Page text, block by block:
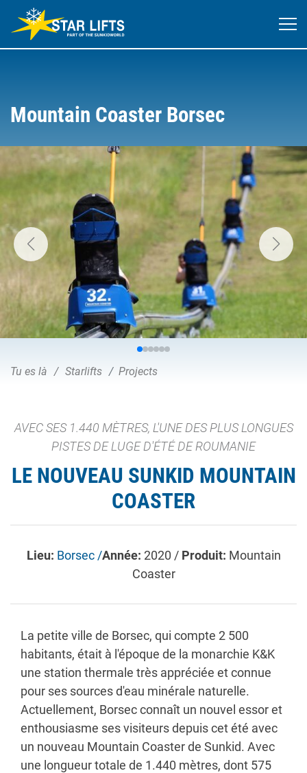
Mountain Coaster Borsec
Tu es là Starlifts Projects
AVEC SES 1.440 MÈTRES, L'UNE DES PLUS LONGUES
PISTES DE LUGE D'ÉTÉ DE ROUMANIE
LE NOUVEAU SUNKID MOUNTAIN
COASTER
Lieu: Borsec /Année: 2020 / Produit: Mountain
Coaster
La petite ville de Borsec, qui compte 2 500
habitants, était à l'époque de la monarchie K&K
une station thermale très appréciée et connue
pour ses sources d'eau minérale naturelle.
Actuellement, Borsec connaît un nouvel essor et
enthousiasme ses visiteurs depuis cet été avec
un nouveau Mountain Coaster de Sunkid. Avec
une longueur totale de 1.440 mètres, dont 575